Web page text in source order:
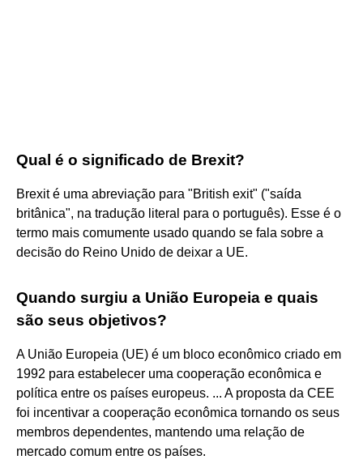
Qual é o significado de Brexit?
Brexit é uma abreviação para "British exit" ("saída
britânica", na tradução literal para o português). Esse é o
termo mais comumente usado quando se fala sobre a
decisão do Reino Unido de deixar a UE.
Quando surgiu a União Europeia e quais
são seus objetivos?
A União Europeia (UE) é um bloco econômico criado em
1992 para estabelecer uma cooperação econômica e
política entre os países europeus. ... A proposta da CEE
foi incentivar a cooperação econômica tornando os seus
membros dependentes, mantendo uma relação de
mercado comum entre os países.